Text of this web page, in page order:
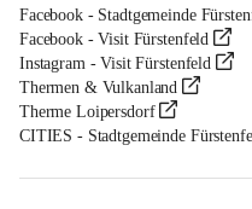
Facebook - Stadtgemeinde
Facebook - Visit Fürstenfeld
Instagram - Visit Fürstenfeld
Thermen & Vulkanland
Therme Loipersdorf
CITIES - Stadtgemeinde